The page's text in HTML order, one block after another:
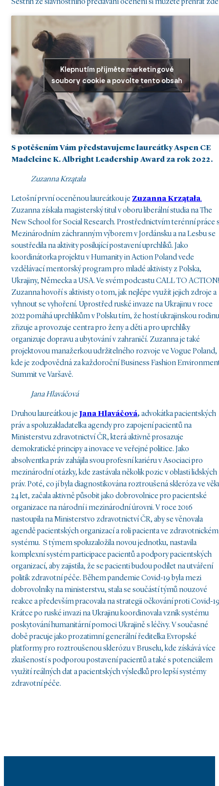
Sestřih ze slavnostního předávání ocenění si můžete přehrát zde
Klepnutím přijměte marketingové
soubory cookie a povolte tento obsah
S potěšením Vám představujeme laureátky Aspen CE
Madeleine K. Albright Leadership Award za rok 2022.
Zuzanna Krzątała
Letošní první oceněnou laureátkou je Zuzanna Krzątała.
Zuzanna získala magisterský titul v oboru liberální studia na The
New School for Social Research. Prostřednictvím terénní práce
Mezinárodním záchranným výborem v Jordánsku a na Lesbu se
soustředila na aktivity posilující postavení uprchlíků. Jako
koordinátorka projektu v Humanity in Action Poland vede
vzdělávací mentorský program pro mladé aktivisty z Polska,
Ukrajiny, Německa a USA. Ve svém podcastu CALL TO ACTION!
Zuzanna hovoří s aktivisty o tom, jak nejlépe využít jejich zdroje a
vyhnout se vyhoření. Uprostřed ruské invaze na Ukrajinu v roce
2022 pomáhá uprchlíkům v Polsku tím, že hostí ukrajinskou
zřizuje a provozuje centra pro ženy a děti a pro uprchlíky
organizuje dopravu a ubytování v zahraničí. Zuzanna je také
projektovou manažerkou udržitelného rozvoje ve Vogue Poland,
kde je zodpovědná za každoroční Business Fashion
Summit ve Varšavě.
Jana Hlaváčová
Druhou laureátkou jeJana Hlaváčová, advokátka pacientských
práv a spoluzakladatelka agendy pro zapojení pacientů na
Ministerstvu zdravotnictví ČR, která aktivně prosazuje
demokratické principy a inovace ve veřejné politice. Jako
absolventka práv zahájila svou profesní kariéru v Asociaci pro
mezinárodní otázky, kde zastávala několik pozic v oblasti lidských
práv. Poté, co jí byla diagnostikována roztroušená skleróza ve
24 let, začala aktivně působit jako dobrovolnice pro pacientské
organizace na národní i mezinárodní úrovni. V roce 2016
nastoupila na Ministerstvo zdravotnictví ČR, aby se věnovala
agendě pacientských organizací a roli pacienta ve zdravotnickém
systému. S týmem spoluzaložila novou jednotku, nastavila
komplexní systém participace pacientů a podpory pacientských
organizací, aby zajistila, že se pacienti budou podílet na utváření
politik zdravotní péče. Během pandemie Covid-19 byla mezi
dobrovolníky na ministerstvu, stala se součástí týmů nouzové
reakce a především pracovala na strategii očkování proti Covid-
Krátce po ruské invazi na Ukrajinu koordinovala vznik systému
poskytování humanitární pomoci Ukrajině s léčivy. V současné
době pracuje jako prozatimní generální ředitelka Evropské
platformy pro roztroušenou sklerózu v Bruselu, kde získává více
zkušeností s podporou postavení pacientů a také s potenciálem
využití reálných dat a pacientských výsledků pro lepší systémy
zdravotní péče.